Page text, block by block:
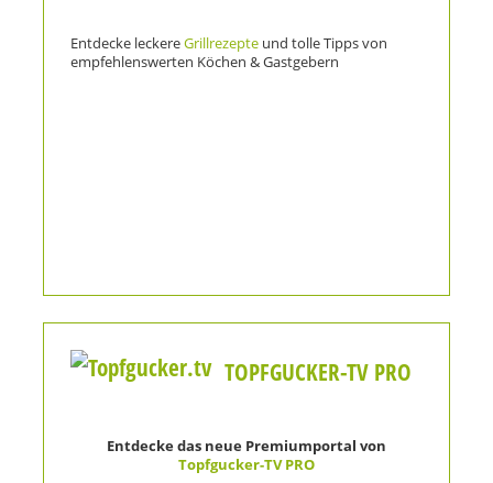
Entdecke leckereGrillrezepte und tolle Tipps von
empfehlenswerten Köchen & Gastgebern
TOPFGUCKER-TV PRO
Entdecke das neue Premiumportal von
Topfgucker-TV PRO